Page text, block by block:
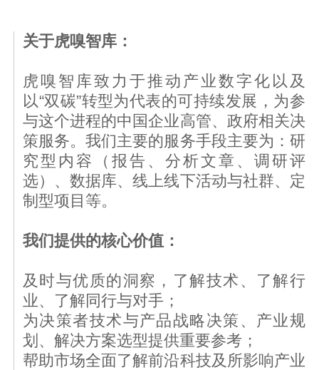
关于虎嗅智库：
虎嗅智库致力于推动产业数字化以及
以“双碳”转型为代表的可持续发展，为参
与这个进程的中国企业高管、政府相关决
策服务。我们主要的服务手段主要为：研
究型内容（报告、分析文章、调研评
选）、数据库、线上线下活动与社群、定
制型项目等。
我们提供的核心价值：
及时与优质的洞察，了解技术、了解行
业、了解同行与对手；
为决策者技术与产品战略决策、产业规
划、解决方案选型提供重要参考；
帮助市场全面了解前沿科技及所影响产业